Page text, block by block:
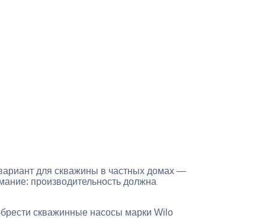
для скважины в частных домах —
производительность должна
скважинные насосы марки Wilo